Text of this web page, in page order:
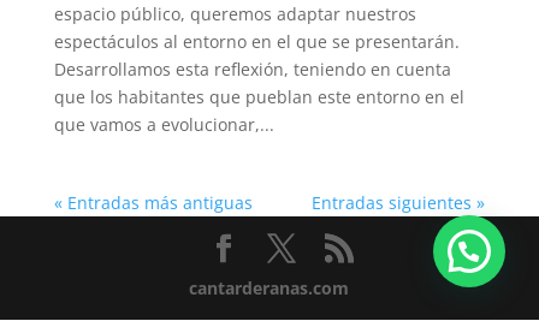
espacio público, queremos adaptar nuestros
espectáculos al entorno en el que se presentarán.
Desarrollamos esta reflexión, teniendo en cuenta
que los habitantes que pueblan este entorno en el
que vamos a evolucionar,...
« Entradas más antiguas Entradas siguientes »
cantarderanas.com